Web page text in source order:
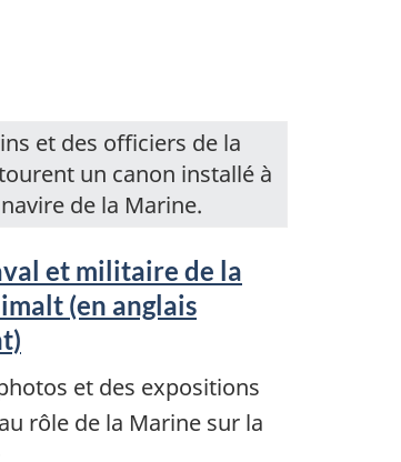
et militaire de la
(en anglais
et des expositions
rôle de la Marine sur la